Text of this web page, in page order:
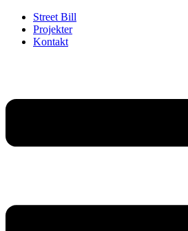
Street Bill
Projekter
Kontakt